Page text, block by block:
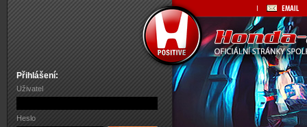
Přihlášení:
Uživatel
Heslo